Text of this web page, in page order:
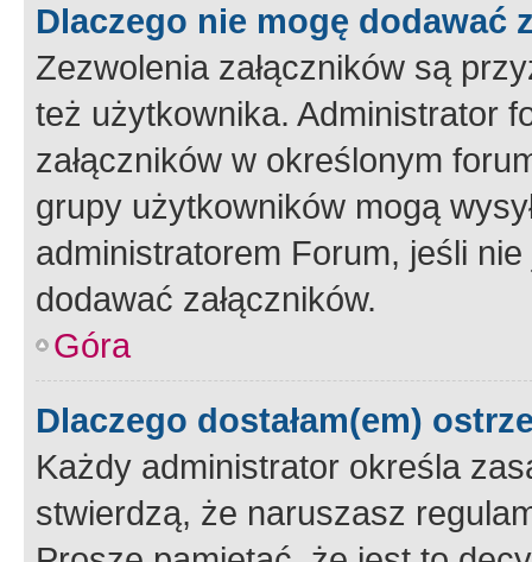
Dlaczego nie mogę dodawać
Zezwolenia załączników są
też użytkownika. Administrator
załączników w określonym
grupy użytkowników mogą
administratorem Forum, jeśli
dodawać załączników.
Góra
Dlaczego dostałam(em)
Każdy administrator określa
stwierdzą, że naruszasz